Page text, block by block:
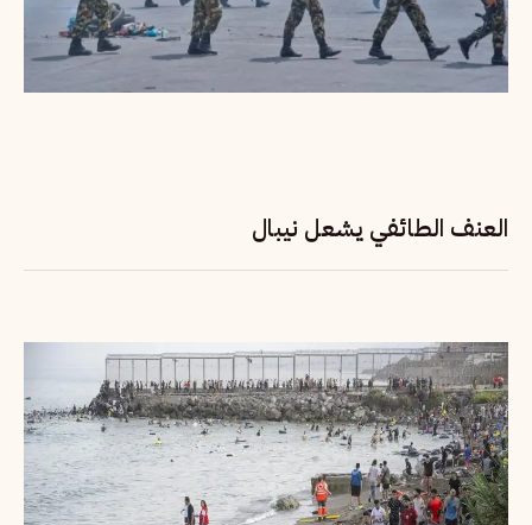
العنف الطائفي يشعل نيبال